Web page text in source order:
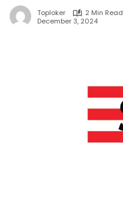
Toploker
2 Min Read
December 3, 2024